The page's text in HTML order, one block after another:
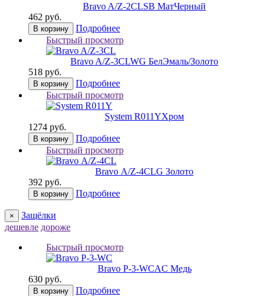
Bravo A/Z-2CLSB МатЧерный
462 руб.
В корзину
Подробнее
Быстрый просмотр
Bravo A/Z-3CLWG БелЭмаль/Золото
518 руб.
В корзину
Подробнее
Быстрый просмотр
System R011YХром
1274 руб.
В корзину
Подробнее
Быстрый просмотр
Bravo А/Z-4CLG Золото
392 руб.
В корзину Подробнее
×
Защёлки
дешевле дороже
Быстрый просмотр
Bravo P-3-WCAC Медь
630 руб.
В корзину
Подробнее